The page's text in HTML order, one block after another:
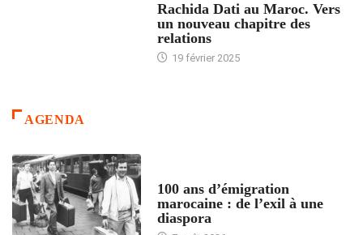
Rachida Dati au Maroc. Vers
un nouveau chapitre des
relations
19 février 2025
AGENDA
100 ans d’émigration
marocaine : de l’exil à une
diaspora